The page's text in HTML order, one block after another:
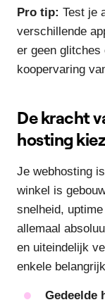
Pro tip: Test je
verschillende
er geen
koopervaring
De kracht
hosting
Je webhosting
winkel is
snelheid,
allemaal
en uiteindelijk
enkele
Gedeelde